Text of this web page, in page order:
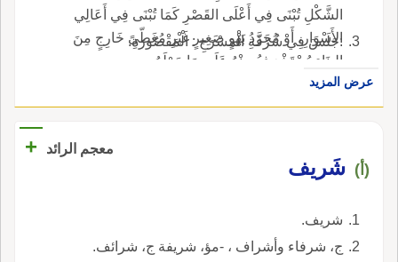
الشَّكْلِ تُبْنَى فِي أَعْلَى القَصْرِ كَمَا تُبْنَى فِي أَعَالِي
الأَسْوَارِ، أَوْ مُجَرَّدُ بَهْوٍ صَغِيرٍ غَيْرِ مُغَطّىً خَارِجٍ مِنَ
البِنَاءِ يُسْتَشْرَفُ مِنْهُ عَلَى مَا حَوْلَهُ.
:جَلَسَ فِي شُرْفَةِ الْمَسْرَحِ : الْمَقْصُورَةِ.
عرض المزيد
معجم الرائد +
(أ) شَريف
شريف.
ج، شرفاء وأشراف ، -مؤ، شريفة ج، شرائف.